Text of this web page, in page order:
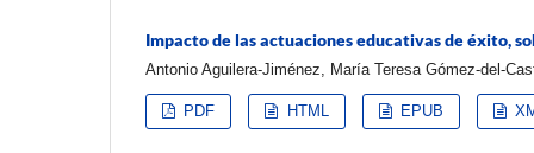
Impacto de las actuaciones educativas de éxito,
Antonio Aguilera-Jiménez, María Teresa Gómez-del-
PDF HTML EPUB